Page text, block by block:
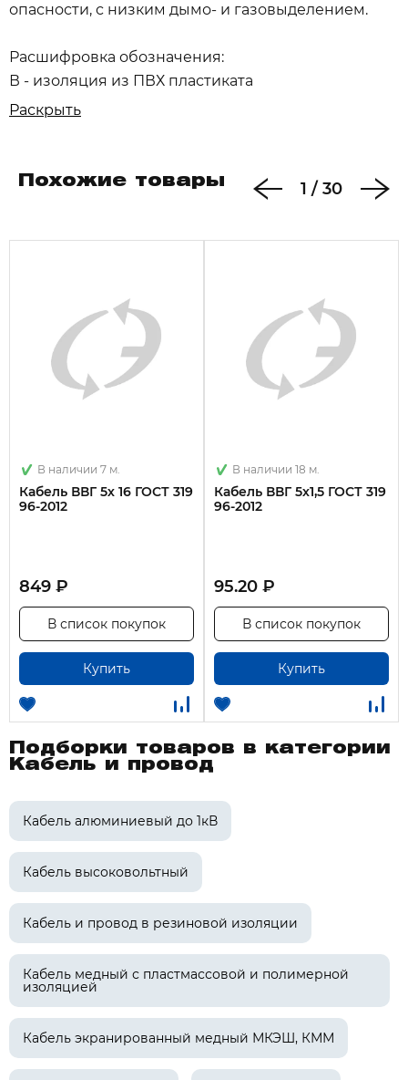
опасности, с низким дымо- и газовыделением.
Расшифровка обозначения:
В - изоляция из ПВХ пластиката
В - оболочка из ПВХ пластиката
прокладке
(А) - категория по исполнению в части
LS - с пониженным дымо- и газовыделением (Low
мк - многопроволочная круглая токопроводящая
Расчётный наружный диаметр: 27,7 мм
Расчётная масса: 2021 кг/км
Раскрыть
Похожие товары 1 / 30
В наличии 7 м.
Кабель ВВГ 5х 16 ГОСТ 319
96-2012
849 ₽
Купить
В список покупок
В наличии 18 м.
Кабель ВВГ 5х1,5 ГОСТ 319
96-2012
95.20 ₽
Купить
В список покупок
Подборки товаров в категории
Кабель и провод
Кабель алюминиевый до 1кВ
Кабель высоковольтный
Кабель и провод в резиновой изоляции
Кабель медный с пластмассовой и полимерной
изоляцией
Кабель экранированный медный МКЭШ, КММ